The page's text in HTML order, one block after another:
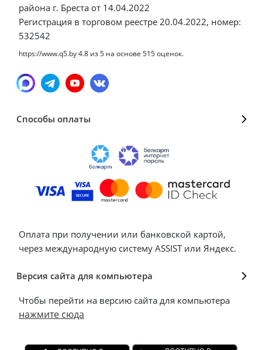
района г. Бреста от 14.04.2022
Регистрация в торговом реестре 20.04.2022, номер:
532542
https://www.q5.by4.8 из5 на основе 515оценок.
Способы оплаты
Оплата при получении или банковской картой,
через международную систему ASSIST или Яндекс.
Версия сайта для компьютера
Чтобы перейти на версию сайта для компьютера
нажмите сюда